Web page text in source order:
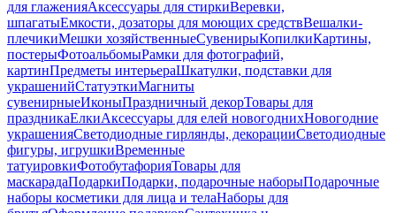
для глаженияАксессуары для стиркиВеревки,
шпагатыЕмкости, дозаторы для моющих средствВешалки-
плечикиМешки хозяйственныеСувенирыКопилкиКартины,
постерыФотоальбомыРамки для фотографий,
картинПредметы интерьераШкатулки, подставки для
украшенийСтатуэткиМагниты
сувенирныеИконыПраздничный декорТовары для
праздникаЕлкиАксессуары для елей новогоднихНовогодние
украшенияСветодиодные гирлянды, декорацииСветодиодные
фигуры, игрушкиВременные
татуировкиФотобутафорияТовары для
маскарадаПодаркиПодарки, подарочные наборыПодарочные
наборы косметики для лица и телаНаборы для